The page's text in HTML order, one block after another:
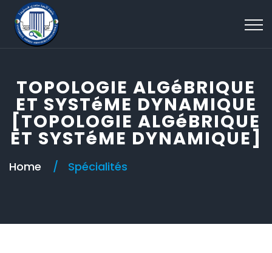
TOPOLOGIE ALGéBRIQUE
ET SYSTéME DYNAMIQUE
[TOPOLOGIE ALGéBRIQUE
ET SYSTéME DYNAMIQUE]
Home Spécialités